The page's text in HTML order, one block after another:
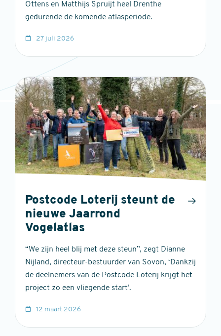
Ottens en Matthijs Spruijt heel Drenthe
gedurende de komende atlasperiode.
27 juli 2026
Postcode Loterij steunt de
nieuwe Jaarrond
Vogelatlas
“We zijn heel blij met deze steun”, zegt Dianne
Nijland, directeur-bestuurder van Sovon, ‘Dankzij
de deelnemers van de Postcode Loterij krijgt het
project zo een vliegende start’.
12 maart 2026